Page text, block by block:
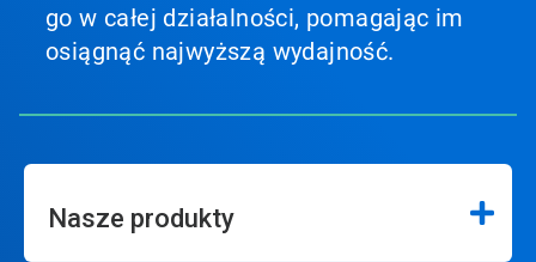
go w całej działalności, pomagając im
osiągnąć najwyższą wydajność.
Nasze produkty